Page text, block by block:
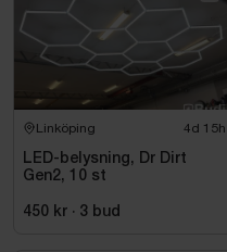
på befintlig vägg och har
långsidorna. Den
infästning.
Teknisk information
Material: MDF
Färg: Vit (S 0502-Y)
Modell: Klassisk
Längd: 2435 mm
Linköping 4d 15h
LED-belysning, Dr Dirt
Gen2, 10 st
450 kr · 3 bud